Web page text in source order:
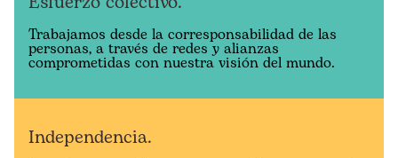
Trabajamos desde la corresponsabilidad de las
personas, a través de redes y alianzas
comprometidas con nuestra visión del mundo.
Independencia.